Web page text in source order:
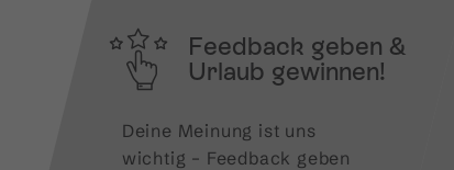
Feedback geben &
Urlaub gewinnen!
Deine Meinung ist uns
wichtig – Feedback geben